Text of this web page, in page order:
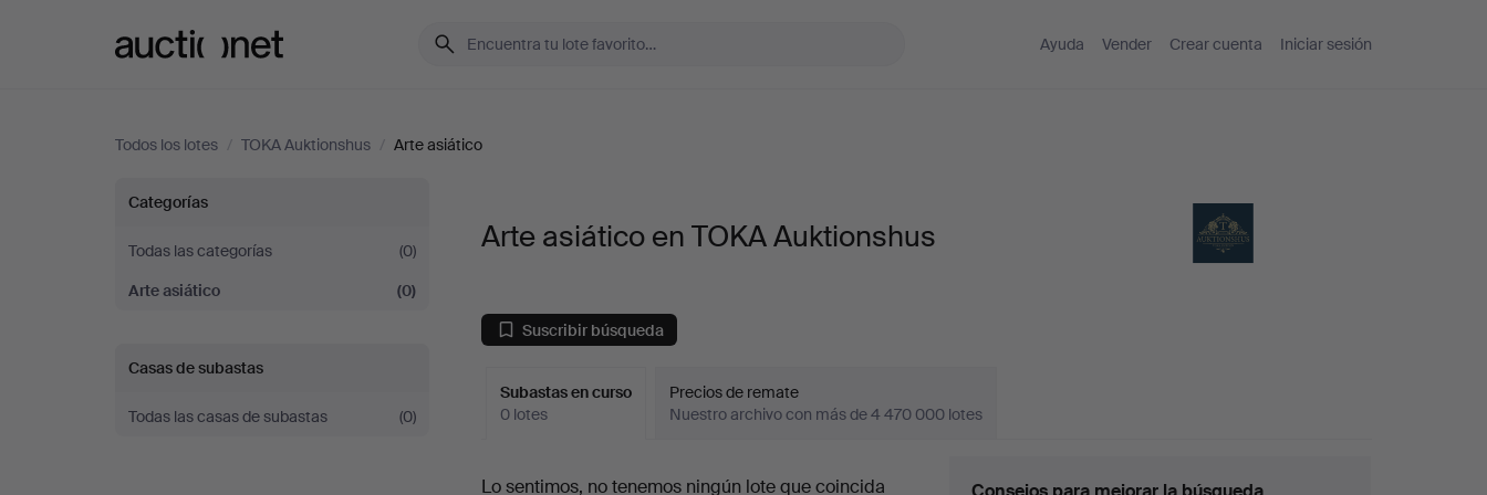
Ayuda Vender Crear cuenta Iniciar sesión
Todos los lotes / TOKA Auktionshus / Arte asiático
Arte
asiático
en
TOKA
Auktionshus
Categorías
Todas las categorías
(0)
Arte asiático
(0)
Casas de subastas
Todas las casas de subastas (0)
Arte asiático en TOKA Auktionshus
Suscribir búsqueda
Subastas en curso
0 lotes
Precios de remate
Nuestro archivo con más de 4 470 000 lotes
Subastas
Lo sentimos, no tenemos ningún lote que coincida